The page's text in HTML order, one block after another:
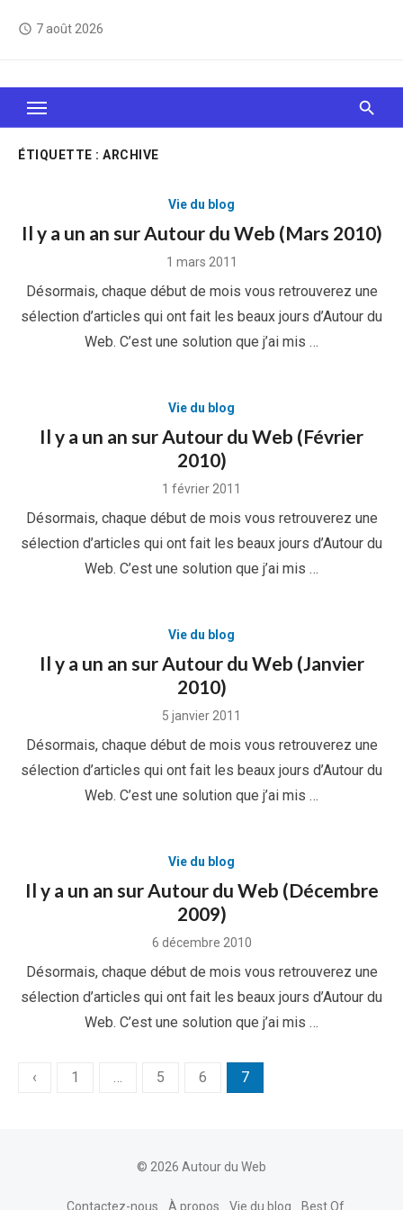
access_time 7 août 2026
Le Web, c'est comme une boîte de chocolats… On
sait jamais sur quoi on va tomber !
ÉTIQUETTE : ARCHIVE
Vie du blog
Il y a un an sur Autour du Web (Mars 2010)
Posted
1 mars 2011
Désormais, chaque début de mois vous retrouverez une
sélection d’articles qui ont fait les beaux jours d’Autour du
Web. C’est une solution que j’ai mis …
Vie du blog
Il y a un an sur Autour du Web (Février
2010)
Posted
1 février 2011
Désormais, chaque début de mois vous retrouverez une
sélection d’articles qui ont fait les beaux jours d’Autour du
Web. C’est une solution que j’ai mis …
Vie du blog
Il y a un an sur Autour du Web (Janvier
2010)
Posted
5 janvier 2011
Désormais, chaque début de mois vous retrouverez une
sélection d’articles qui ont fait les beaux jours d’Autour du
Web. C’est une solution que j’ai mis …
Vie du blog
Il y a un an sur Autour du Web (Décembre
2009)
Posted
6 décembre 2010
Désormais, chaque début de mois vous retrouverez une
sélection d’articles qui ont fait les beaux jours d’Autour du
Web. C’est une solution que j’ai mis …
Pagination
‹ 1 … 5 6 7
© 2026 Autour du Web
Contactez-nous À propos Vie du blog Best Of